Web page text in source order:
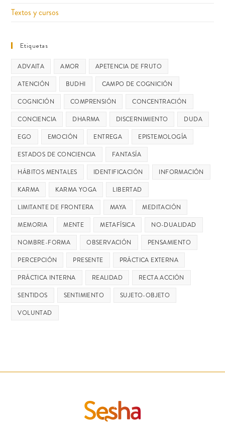
Textos y cursos
Etiquetas
ADVAITA AMOR
APETENCIA DE FRUTO
ATENCIÓN
BUDHI
CAMPO DE COGNICIÓN
COGNICIÓN
COMPRENSIÓN
CONCENTRACIÓN
CONCIENCIA
DHARMA DISCERNIMIENTO
DUDA
EGO
EMOCIÓN ENTREGA
EPISTEMOLOGÍA
ESTADOS DE CONCIENCIA
FANTASÍA
HÁBITOS MENTALES
IDENTIFICACIÓN
INFORMACIÓN
KARMA
KARMA YOGA
LIBERTAD
LIMITANTE DE FRONTERA
MAYA
MEDITACIÓN
MEMORIA
MENTE METAFÍSICA
NO-DUALIDAD
NOMBRE-FORMA
OBSERVACIÓN
PENSAMIENTO
PERCEPCIÓN
PRESENTE
PRÁCTICA EXTERNA
PRÁCTICA INTERNA
REALIDAD
RECTA ACCIÓN
SENTIDOS
SENTIMIENTO
SUJETO-OBJETO
VOLUNTAD